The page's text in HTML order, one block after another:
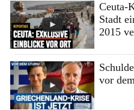
Ceuta-
Stadt
2015
vor